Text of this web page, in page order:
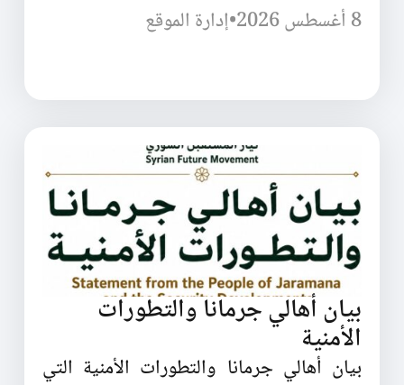
8 أغسطس 2026
•إدارة الموقع
بيان أهالي جرمانا والتطورات
الأمنية
بيان أهالي جرمانا والتطورات الأمنية التي